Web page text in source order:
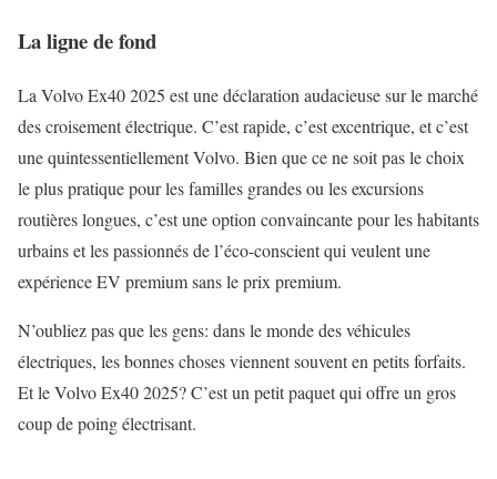
La ligne de fond
La Volvo Ex40 2025 est une déclaration audacieuse sur le marché
des croisement électrique. C’est rapide, c’est excentrique, et c’est
une quintessentiellement Volvo. Bien que ce ne soit pas le choix
le plus pratique pour les familles grandes ou les excursions
routières longues, c’est une option convaincante pour les habitants
urbains et les passionnés de l’éco-conscient qui veulent une
expérience EV premium sans le prix premium.
N’oubliez pas que les gens: dans le monde des véhicules
électriques, les bonnes choses viennent souvent en petits forfaits.
Et le Volvo Ex40 2025? C’est un petit paquet qui offre un gros
coup de poing électrisant.